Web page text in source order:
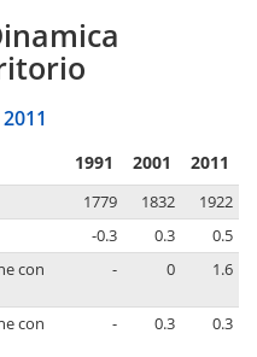
1991 2001 2011
1779 1832
1922
-0.3 0.3
0.5
con
- 0 1.6
con
- 0.3 0.3